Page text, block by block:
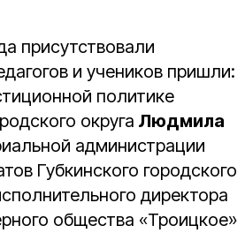
присутствовали
и учеников пришли:
политике
округа Людмила
администрации
Губкинского городского
директора
общества «Троицкое»